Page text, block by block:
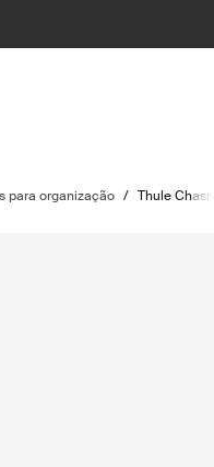
para organização / Thule